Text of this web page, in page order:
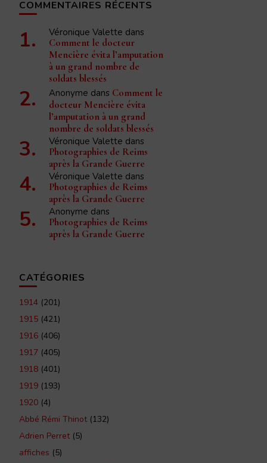
COMMENTAIRES RÉCENTS
Véronique Valette dans
Comment le docteur
Mencière évita l’amputation
à un grand nombre de
soldats blessés
Anonyme dans Comment le
docteur Mencière évita
l’amputation à un grand
nombre de soldats blessés
Véronique Valette dans
Photographies de Reims
après la Grande Guerre
Véronique Valette dans
Photographies de Reims
après la Grande Guerre
Anonyme dans
Photographies de Reims
après la Grande Guerre
CATÉGORIES
1914 (201)
1915 (421)
1916 (406)
1917 (405)
1918 (401)
1919 (193)
1920 (4)
Abbé Rémi Thinot(132)
Adrien Perret(5)
affiches (5)